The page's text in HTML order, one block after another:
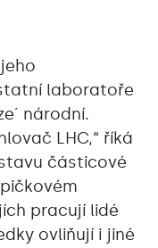
laboratoře
národní.
LHC,“ říká
částicové
pracují lidé
ovliňují i jiné